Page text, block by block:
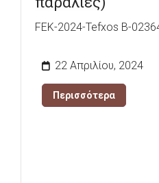
FEK-2024-Tefxos B-
22 Απριλίου, 2024
Περισσότερα